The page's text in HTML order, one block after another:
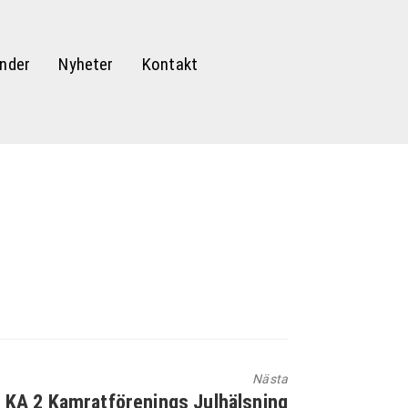
Nyheter Kontakt
Nästa
Nästa
KA 2 Kamratförenings Julhälsning